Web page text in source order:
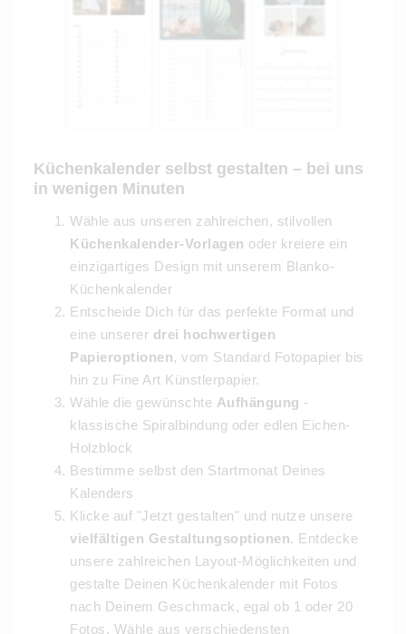
Küchenkalender selbst gestalten – bei uns
in wenigen Minuten
Wähle aus unseren zahlreichen, stilvollen
Küchenkalender-Vorlagen oder kreiere ein
einzigartiges Design mit unserem Blanko-
Küchenkalender
Entscheide Dich für das perfekte Format und
eine unserer drei hochwertigen
Papieroptionen, vom Standard Fotopapier bis
hin zu Fine Art Künstlerpapier.
Wähle die gewünschte Aufhängung -
klassische Spiralbindung oder edlen Eichen-
Holzblock
Bestimme selbst den Startmonat Deines
Kalenders
Klicke auf "Jetzt gestalten" und nutze unsere
vielfältigen Gestaltungsoptionen. Entdecke
unsere zahlreichen Layout-Möglichkeiten und
gestalte Deinen Küchenkalender mit Fotos
nach Deinem Geschmack, egal ob 1 oder 20
Fotos. Wähle aus verschiedensten